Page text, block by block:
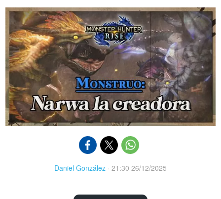
Daniel González · 21:30 26/12/2025